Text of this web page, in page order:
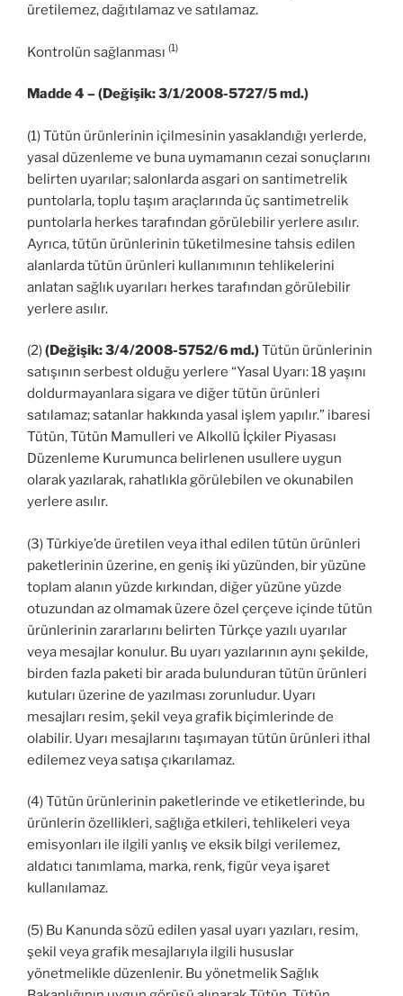
üretilemez, dağıtılamaz ve satılamaz.
Kontrolün sağlanması (1)
Madde 4 – (Değişik: 3/1/2008-5727/5 md.)
(1) Tütün ürünlerinin içilmesinin yasaklandığı yerlerde,
yasal düzenleme ve buna uymamanın cezai sonuçlarını
belirten uyarılar; salonlarda asgari on santimetrelik
puntolarla, toplu taşım araçlarında üç santimetrelik
puntolarla herkes tarafından görülebilir yerlere asılır.
Ayrıca, tütün ürünlerinin tüketilmesine tahsis edilen
alanlarda tütün ürünleri kullanımının tehlikelerini
anlatan sağlık uyarıları herkes tarafından görülebilir
yerlere asılır.
(2)(Değişik: 3/4/2008-5752/6 md.)Tütün ürünlerinin
satışının serbest olduğu yerlere “Yasal Uyarı: 18 yaşını
doldurmayanlara sigara ve diğer tütün ürünleri
satılamaz; satanlar hakkında yasal işlem yapılır.” ibaresi
Tütün, Tütün Mamulleri ve Alkollü İçkiler Piyasası
Düzenleme Kurumunca belirlenen usullere uygun
olarak yazılarak, rahatlıkla görülebilen ve okunabilen
yerlere asılır.
(3) Türkiye’de üretilen veya ithal edilen tütün ürünleri
paketlerinin üzerine, en geniş iki yüzünden, bir yüzüne
toplam alanın yüzde kırkından, diğer yüzüne yüzde
otuzundan az olmamak üzere özel çerçeve içinde tütün
ürünlerinin zararlarını belirten Türkçe yazılı uyarılar
veya mesajlar konulur. Bu uyarı yazılarının aynı şekilde,
birden fazla paketi bir arada bulunduran tütün ürünleri
kutuları üzerine de yazılması zorunludur. Uyarı
mesajları resim, şekil veya grafik biçimlerinde de
olabilir. Uyarı mesajlarını taşımayan tütün ürünleri ithal
edilemez veya satışa çıkarılamaz.
(4) Tütün ürünlerinin paketlerinde ve etiketlerinde, bu
ürünlerin özellikleri, sağlığa etkileri, tehlikeleri veya
emisyonları ile ilgili yanlış ve eksik bilgi verilemez,
aldatıcı tanımlama, marka, renk, figür veya işaret
kullanılamaz.
(5) Bu Kanunda sözü edilen yasal uyarı yazıları, resim,
şekil veya grafik mesajlarıyla ilgili hususlar
yönetmelikle düzenlenir. Bu yönetmelik Sağlık